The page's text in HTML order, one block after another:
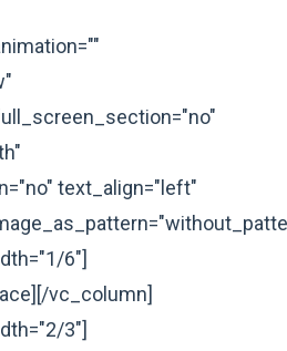
text_align="left"
6"]
vc_column]
3"]